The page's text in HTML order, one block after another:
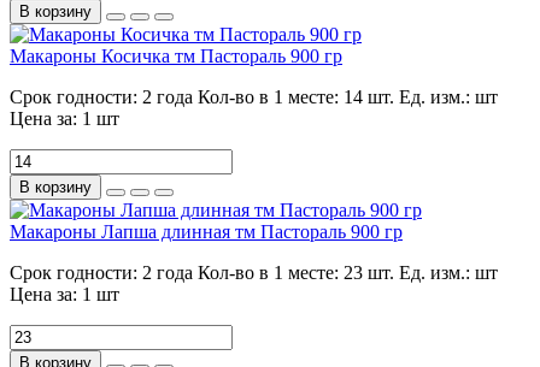
В корзину
Макароны Косичка тм Пастораль 900 гр
Срок годности: 2 года Кол-во в 1 месте: 14 шт. Ед. изм.: шт
Цена за: 1 шт
В корзину
Макароны Лапша длинная тм Пастораль 900 гр
Срок годности: 2 года Кол-во в 1 месте: 23 шт. Ед. изм.: шт
Цена за: 1 шт
В корзину